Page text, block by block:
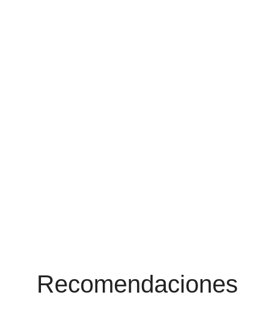
Promociones
Recomendaciones